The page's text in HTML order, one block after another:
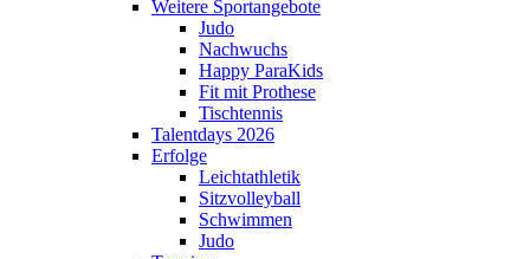
Weitere Sportangebote
Judo
Nachwuchs
Happy ParaKids
Fit mit Prothese
Tischtennis
Talentdays 2026
Erfolge
Leichtathletik
Sitzvolleyball
Schwimmen
Judo